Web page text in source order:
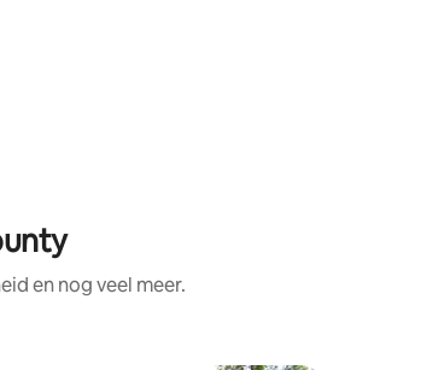
en nog veel meer.